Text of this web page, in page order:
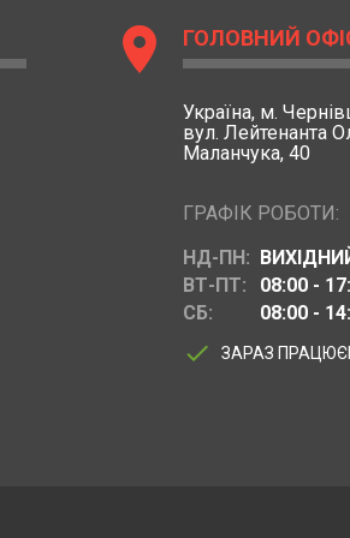
location_on ГОЛОВНИЙ
Україна, м.
вул. Лейтенанта
Маланчука, 40
ГРАФІК РОБОТИ:
НД-ПН:
ВТ-ПТ:
08:00 -
СБ:
08:00 -
done ЗАРАЗ